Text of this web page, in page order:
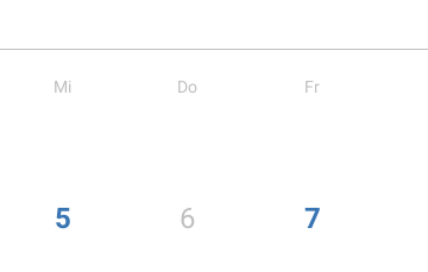
Mi Do Fr
5 6 7